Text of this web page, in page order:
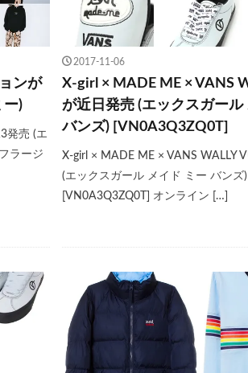
ンが
ー)
発売 (エ
ラージ
2017-11-06
X-girl × MADE ME × VANS
が近日発売 (エックスガール
バンズ) [VN0A3Q3ZQ0T]
X-girl × MADE ME × VANS WALLY
(エックスガール メイド ミー バンズ)
[VN0A3Q3ZQ0T] オンライン […]